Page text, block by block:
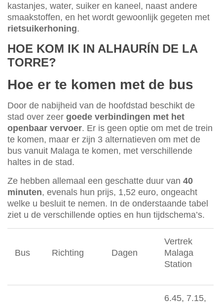
kastanjes, water, suiker en kaneel, naast andere
smaakstoffen, en het wordt gewoonlijk gegeten met
rietsuikerhoning.
HOE KOM IK IN ALHAURÍN DE LA
TORRE?
Hoe er te komen met de bus
Door de nabijheid van de hoofdstad beschikt de
stad over zeer goede verbindingen met het
openbaar vervoer. Er is geen optie om met de trein
te komen, maar er zijn 3 alternatieven om met de
bus vanuit Malaga te komen, met verschillende
haltes in de stad.
Ze hebben allemaal een geschatte duur van 40
minuten, evenals hun prijs, 1,52 euro, ongeacht
welke u besluit te nemen. In de onderstaande tabel
ziet u de verschillende opties en hun tijdschema’s.
Bus Richting Dagen
Vertrek
Malaga
Station
6.45, 7.15,